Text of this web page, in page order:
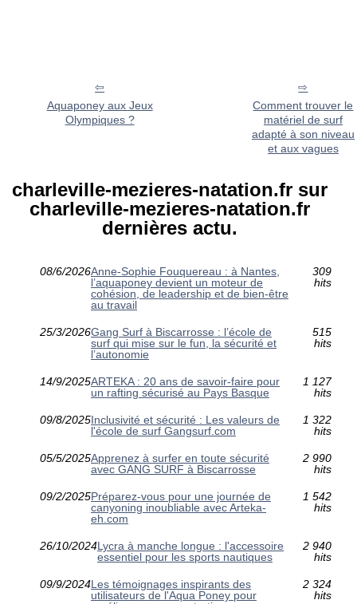
Aquaponey aux Jeux
Olympiques ?
Comment trouver le
matériel de surf
adapté à son niveau
et aux vagues
charleville-mezieres-natation.fr sur
charleville-mezieres-natation.fr
dernières actu.
08/6/2026Anne-Sophie Fouquereau : à Nantes,
l’aquaponey devient un moteur de
cohésion, de leadership et de bien-être
au travail
309
hits
25/3/2026Gang Surf à Biscarrosse : l’école de
surf qui mise sur le fun, la sécurité et
l’autonomie
515
hits
14/9/2025ARTEKA : 20 ans de savoir-faire pour
un rafting sécurisé au Pays Basque
1 127
hits
09/8/2025Inclusivité et sécurité : Les valeurs de
l'école de surf Gangsurf.com
1 322
hits
05/5/2025Apprenez à surfer en toute sécurité
avec GANG SURF à Biscarrosse
2 990
hits
09/2/2025Préparez-vous pour une journée de
canyoning inoubliable avec Arteka-
eh.com
1 542
hits
26/10/2024Lycra à manche longue : l'accessoire
essentiel pour les sports nautiques
2 940
hits
09/9/2024Les témoignages inspirants des
utilisateurs de l'Aqua Poney pour
2 324
hits